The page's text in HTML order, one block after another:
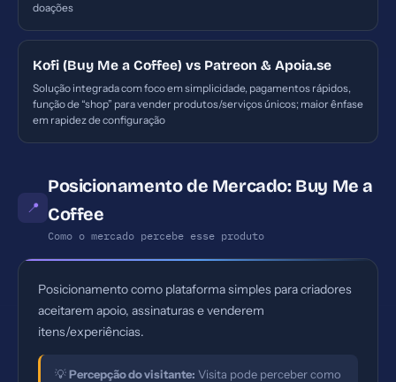
doações
Kofi (Buy Me a Coffee) vs Patreon & Apoia.se
Solução integrada com foco em simplicidade, pagamentos rápidos,
função de “shop” para vender produtos/serviços únicos; maior ênfase
em rapidez de configuração
📍
Posicionamento de Mercado: Buy Me a
Coffee
Como o mercado percebe esse produto
Posicionamento como plataforma simples para criadores
aceitarem apoio, assinaturas e venderem
itens/experiências.
💡Percepção do visitante: Visita pode perceber como